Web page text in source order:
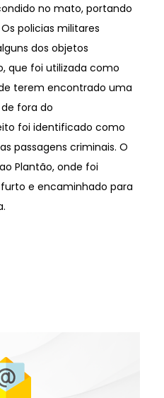
no mato, portando
policias militares
dos objetos
que foi utilizada como
terem encontrado uma
fora do
foi identificado como
passagens criminais. O
Plantão, onde foi
e encaminhado para